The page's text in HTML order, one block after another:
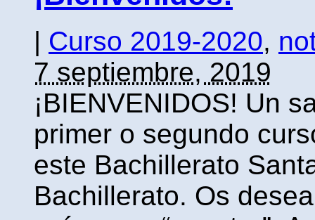
| Curso 2019-2020,
7 septiembre, 2019
¡BIENVENIDOS! Un
primer o segundo
este Bachillerato
Bachillerato. Os